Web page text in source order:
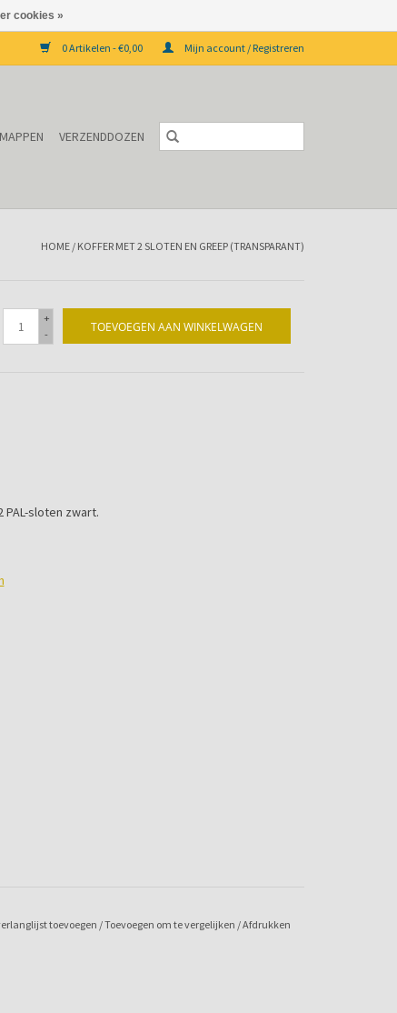
0 Artikelen - €0,00 Mijn account / Registreren
VERZENDDOZEN
HOME / KOFFER MET 2 SLOTEN EN GREEP (TRANSPARANT)
+
-
TOEVOEGEN AAN WINKELWAGEN
sloten zwart.
toevoegen /Toevoegen om te vergelijken /Afdrukken
cookies »